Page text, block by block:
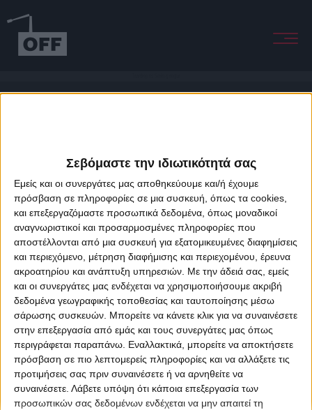
Σεβόμαστε την ιδιωτικότητά σας
Εμείς και οι συνεργάτες μας αποθηκεύουμε και/ή έχουμε
πρόσβαση σε πληροφορίες σε μια συσκευή, όπως τα cookies,
και επεξεργαζόμαστε προσωπικά δεδομένα, όπως μοναδικοί
αναγνωριστικοί και προσαρμοσμένες πληροφορίες που
αποστέλλονται από μια συσκευή για εξατομικευμένες διαφημίσεις
και περιεχόμενο, μέτρηση διαφήμισης και περιεχομένου, έρευνα
ακροατηρίου και ανάπτυξη υπηρεσιών. Με την άδειά σας, εμείς
και οι συνεργάτες μας ενδέχεται να χρησιμοποιήσουμε ακριβή
δεδομένα γεωγραφικής τοποθεσίας και ταυτοποίησης μέσω
σάρωσης συσκευών. Μπορείτε να κάνετε κλικ για να συναινέσετε
στην επεξεργασία από εμάς και τους συνεργάτες μας όπως
περιγράφεται παραπάνω. Εναλλακτικά, μπορείτε να αποκτήσετε
πρόσβαση σε πιο λεπτομερείς πληροφορίες και να αλλάξετε τις
προτιμήσεις σας πριν συναινέσετε ή να αρνηθείτε να
συναινέσετε. Λάβετε υπόψη ότι κάποια επεξεργασία των
προσωπικών σας δεδομένων ενδέχεται να μην απαιτεί τη
About Offradio Business Class Terms & Conditions
Privacy Policy
Designed & developed byporcupine colors&Fotis Alexandrou